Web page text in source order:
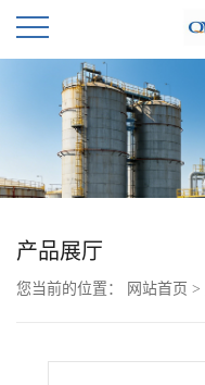
首
页
公
产品展厅
您当前的位置： 网站首页 >